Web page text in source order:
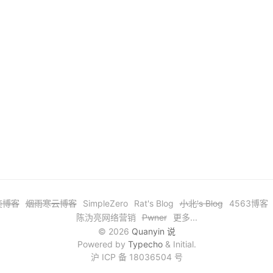
博客 烟雨寒云博客 SimpleZero Rat's Blog 小北's Blog
4563博客
陈沩亮网络营销
Pwner
更多...
© 2026 Quanyin 说
Powered by Typecho& Initial.
沪 ICP 备 18036504 号